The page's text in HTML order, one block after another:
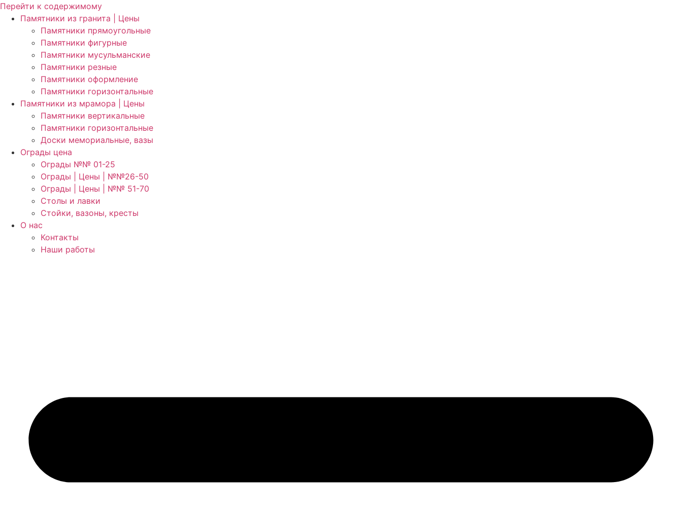
Перейти к содержимому
Памятники из гранита | Цены
Памятники прямоугольные
Памятники фигурные
Памятники мусульманские
Памятники резные
Памятники оформление
Памятники горизонтальные
Памятники из мрамора | Цены
Памятники вертикальные
Памятники горизонтальные
Доски мемориальные, вазы
Ограды цена
Ограды №№ 01-25
Ограды | Цены | №№26-50
Ограды | Цены | №№ 51-70
Столы и лавки
Стойки, вазоны, кресты
О нас
Контакты
Наши работы